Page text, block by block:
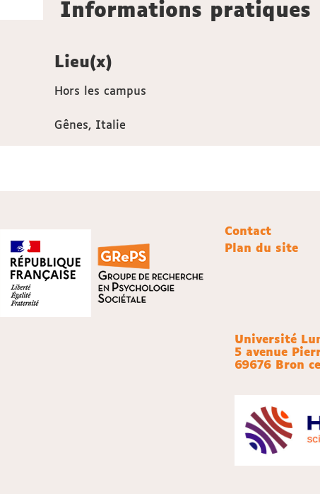
Informations pratiques
Lieu(x)
Hors les campus
Gênes, Italie
Contact
Plan du site
Université
5 avenue
69676 Bron